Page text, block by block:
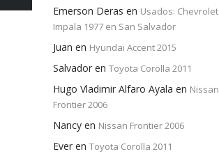
Emerson Deras en Usados: Chevrolet
Impala 1977 en San Salvador
Juan en Hyundai Accent 2015
Salvador en Toyota Corolla 2011
Hugo Vladimir Alfaro Ayala en Nissan
Frontier 2006
Nancy en Nissan Frontier 2006
Ever en Toyota Corolla 2011